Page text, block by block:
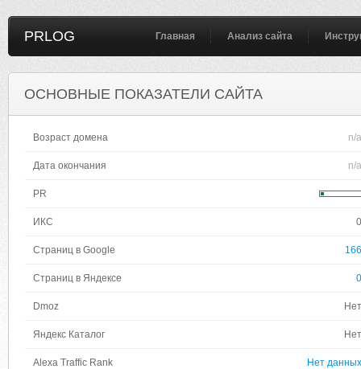
PRLOG Главная Анализ сайта
ОСНОВНЫЕ ПОКАЗАТЕЛИ САЙТА
Возраст домена n/a
Дата окончания n/a
PR
ИКС 0
Страниц в Google 166
Страниц в Яндексе 0
Dmoz Нет
Яндекс Каталог Нет
Alexa Traffic Rank Нет данных